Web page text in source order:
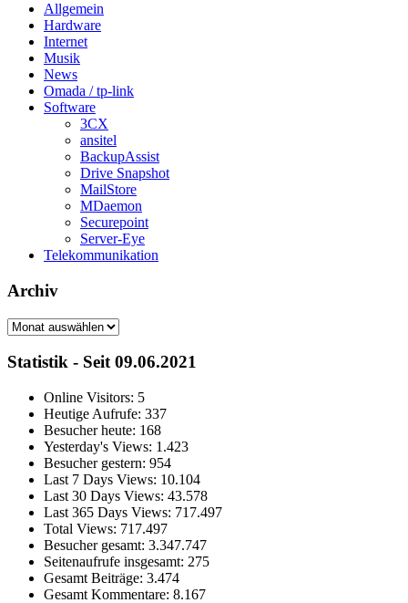
Allgemein
Hardware
Internet
Musik
News
Omada / tp-link
Software
3CX
ansitel
BackupAssist
Drive Snapshot
MailStore
MDaemon
Securepoint
Server-Eye
Telekommunikation
Archiv
Archiv
Statistik - Seit 09.06.2021
Online Visitors: 5
Heutige Aufrufe: 337
Besucher heute: 168
Yesterday's Views: 1.423
Besucher gestern: 954
Last 7 Days Views: 10.104
Last 30 Days Views: 43.578
Last 365 Days Views: 717.497
Total Views: 717.497
Besucher gesamt: 3.347.747
Seitenaufrufe insgesamt: 275
Gesamt Beiträge: 3.474
Gesamt Kommentare: 8.167